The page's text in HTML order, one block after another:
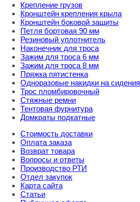
Крепление грузов
Кронштейн крепления крыла
Кронштейн боковой защиты
Петля бортовая 90 мм
Резиновый уплотнитель
Наконечник для троса
Зажим для троса 6 мм
Зажим для троса 8 мм
Пряжка пятистенка
Одноразовые накидки на сидения
Трос пломбировочный
Стяжные ремни
Тентовая фурнитура
Домкраты подкатные
Стоимость доставки
Оплата заказа
Возврат товара
Вопросы и ответы
Производство РТИ
Отдел закупок
Карта сайта
Статьи